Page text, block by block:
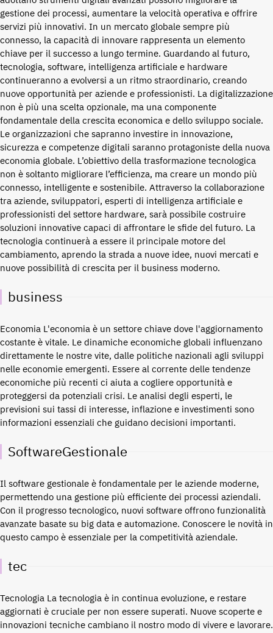
gestione dei processi, aumentare la velocità operativa e offrire
servizi più innovativi. In un mercato globale sempre più
connesso, la capacità di innovare rappresenta un elemento
chiave per il successo a lungo termine. Guardando al futuro,
tecnologia, software, intelligenza artificiale e hardware
continueranno a evolversi a un ritmo straordinario, creando
nuove opportunità per aziende e professionisti. La digitalizzazione
non è più una scelta opzionale, ma una componente
fondamentale della crescita economica e dello sviluppo sociale.
Le organizzazioni che sapranno investire in innovazione,
sicurezza e competenze digitali saranno protagoniste della nuova
economia globale. L’obiettivo della trasformazione tecnologica
non è soltanto migliorare l’efficienza, ma creare un mondo più
connesso, intelligente e sostenibile. Attraverso la collaborazione
tra aziende, sviluppatori, esperti di intelligenza artificiale e
professionisti del settore hardware, sarà possibile costruire
soluzioni innovative capaci di affrontare le sfide del futuro. La
tecnologia continuerà a essere il principale motore del
cambiamento, aprendo la strada a nuove idee, nuovi mercati e
nuove possibilità di crescita per il business moderno.
business
Economia L'economia è un settore chiave dove l'aggiornamento
costante è vitale. Le dinamiche economiche globali influenzano
direttamente le nostre vite, dalle politiche nazionali agli sviluppi
nelle economie emergenti. Essere al corrente delle tendenze
economiche più recenti ci aiuta a cogliere opportunità e
proteggersi da potenziali crisi. Le analisi degli esperti, le
previsioni sui tassi di interesse, inflazione e investimenti sono
informazioni essenziali che guidano decisioni importanti.
SoftwareGestionale
Il software gestionale è fondamentale per le aziende moderne,
permettendo una gestione più efficiente dei processi aziendali.
Con il progresso tecnologico, nuovi software offrono funzionalità
avanzate basate su big data e automazione. Conoscere le novità in
questo campo è essenziale per la competitività aziendale.
tec
Tecnologia La tecnologia è in continua evoluzione, e restare
aggiornati è cruciale per non essere superati. Nuove scoperte e
innovazioni tecniche cambiano il nostro modo di vivere e lavorare.